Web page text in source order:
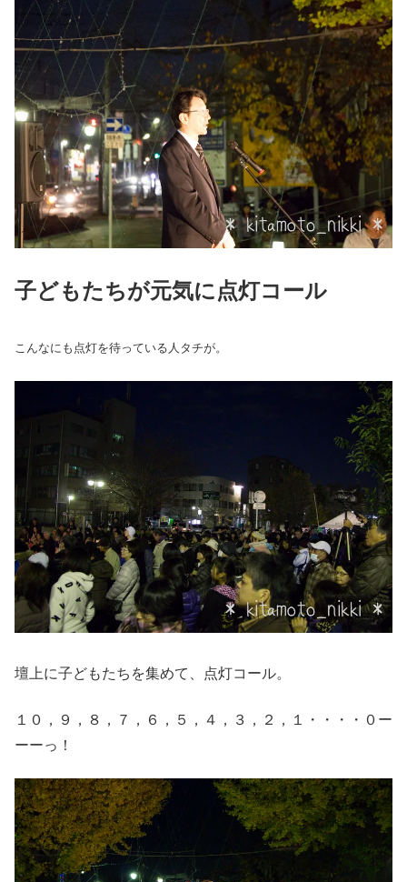
子どもたちが元気に点灯コール
こんなにも点灯を待っている人タチが。
壇上に子どもたちを集めて、点灯コール。
１０，９，８，７，６，５，４，３，２，１・・・・０ー
ーーっ！